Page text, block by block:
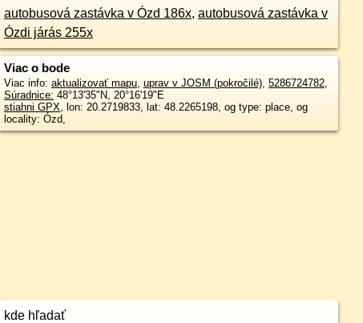
autobusová zastávka v Ózd 186x, autobusová zastávka v
Ózdi járás 255x
Viac o bode
Viac info: aktualizovať mapu, uprav v JOSM (pokročilé), 5286724782,
Súradnice: 48°13'35"N, 20°16'19"E
stiahni GPX, lon: 20.2719833, lat: 48.2265198, og type: place, og
locality: Ózd,
kde hľadať